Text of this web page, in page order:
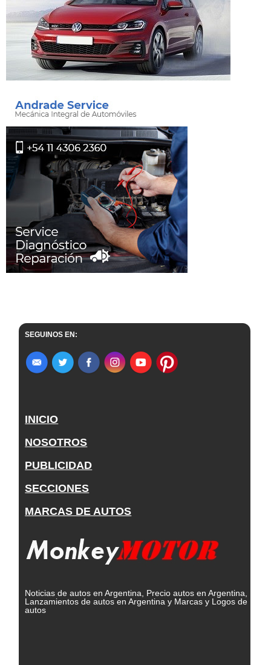
SEGUINOS EN:
INICIO
NOSOTROS
PUBLICIDAD
SECCIONES
MARCAS DE AUTOS
Noticias de autos en Argentina, Precio autos en Argentina,
Lanzamientos de autos en Argentina y Marcas y Logos de
autos